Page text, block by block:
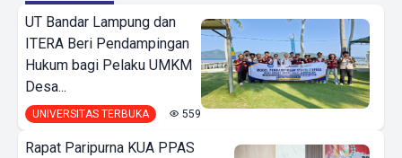
UT Bandar Lampung dan
ITERA Beri Pendampingan
Hukum bagi Pelaku UMKM
Desa...
UNIVERSITAS TERBUKA 559
Rapat Paripurna KUA PPAS